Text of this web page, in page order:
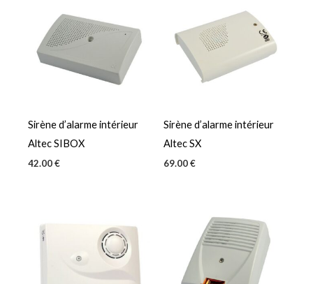
Sirène d’alarme intérieur
Altec SIBOX
42.00€
Sirène d’alarme intérieur
Altec SX
69.00€